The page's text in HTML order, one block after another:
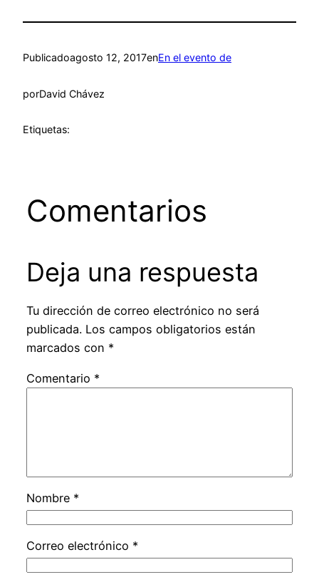
Publicadoagosto 12, 2017enEn el evento de
porDavid Chávez
Etiquetas:
Comentarios
Deja una respuesta
Tu dirección de correo electrónico no será
publicada. Los campos obligatorios están
marcados con *
Comentario *
Nombre *
Correo electrónico *